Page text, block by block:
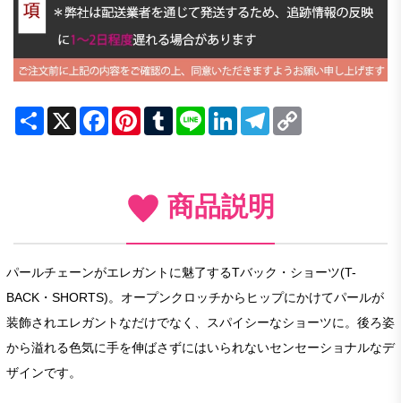
Share X FacebookPinterestTumblrLine LinkedInTelegram
商品説明
パールチェーンがエレガントに魅了するTバック・ショーツ(T-
BACK・SHORTS)。オープンクロッチからヒップにかけてパールが
装飾されエレガントなだけでなく、スパイシーなショーツに。後ろ姿
から溢れる色気に手を伸ばさずにはいられないセンセーショナルなデ
ザインです。